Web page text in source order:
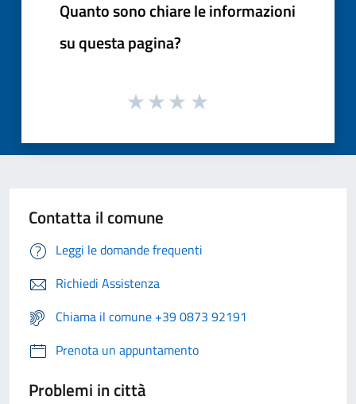
Quanto sono chiare le informazioni
su questa pagina?
Contatta il comune
Leggi le domande frequenti
Richiedi Assistenza
Chiama il comune +39 0873 92191
Prenota un appuntamento
Problemi in città